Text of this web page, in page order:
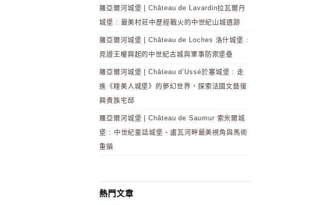
羅亞爾河城堡 | Château de Lavardin拉瓦爾丹
城堡 : 最美村莊中歷經戰火的中世紀山城遺跡
羅亞爾河城堡 | Château de Loches 洛什城堡 :
見證王權興起的中世紀古城與軍事防禦堡壘
羅亞爾河城堡 | Château d’Ussé於塞城堡 : 走
進《睡美人城堡》的夢幻世界，探索法國文藝復
興貴族宅邸
羅亞爾河城堡 | Château de Saumur 索米爾城
堡 : 中世紀童話城堡、盧瓦河畔最美視角與馬術
重鎮
熱門文章